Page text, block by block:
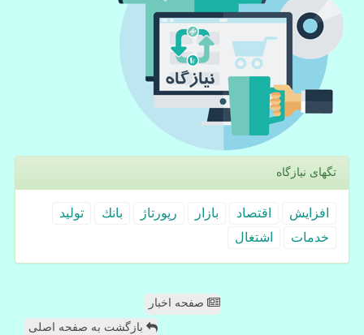
تگهای نیازگاه
افزایش اقتصاد بازار رپورتاژ بانك
تولید
خدمات
اشتغال
صفحه اخبار
بازگشت به صفحه اصلی